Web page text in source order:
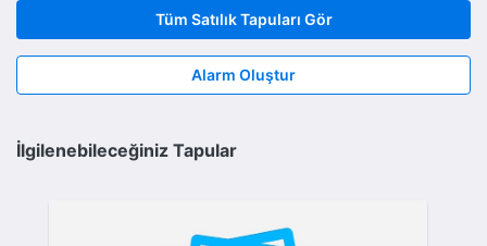
Tüm Satılık Tapuları Gör
Alarm Oluştur
İlgilenebileceğiniz Tapular